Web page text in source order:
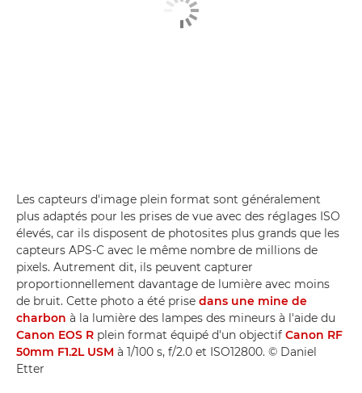
Les capteurs d'image plein format sont généralement
plus adaptés pour les prises de vue avec des réglages ISO
élevés, car ils disposent de photosites plus grands que les
capteurs APS-C avec le même nombre de millions de
pixels. Autrement dit, ils peuvent capturer
proportionnellement davantage de lumière avec moins
de bruit. Cette photo a été prise dans une mine de
charbon à la lumière des lampes des mineurs à l'aide du
Canon EOS R plein format équipé d'un objectif Canon RF
50mm F1.2L USM à 1/100 s, f/2.0 et ISO12800. © Daniel
Etter